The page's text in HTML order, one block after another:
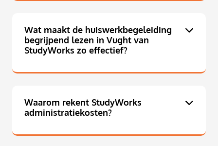
Wat maakt de huiswerkbegeleiding
begrijpend lezen in Vught van
StudyWorks zo effectief?
Waarom rekent StudyWorks
administratiekosten?